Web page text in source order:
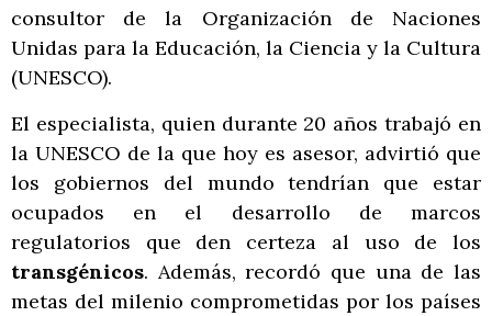
consultor de la Organización de Naciones
Unidas para la Educación, la Ciencia y la Cultura
(UNESCO).
El especialista, quien durante 20 años trabajó en
la UNESCO de la que hoy es asesor, advirtió que
los gobiernos del mundo tendrían que estar
ocupados en el desarrollo de marcos
regulatorios que den certeza al uso de los
transgénicos. Además, recordó que una de las
metas del milenio comprometidas por los países